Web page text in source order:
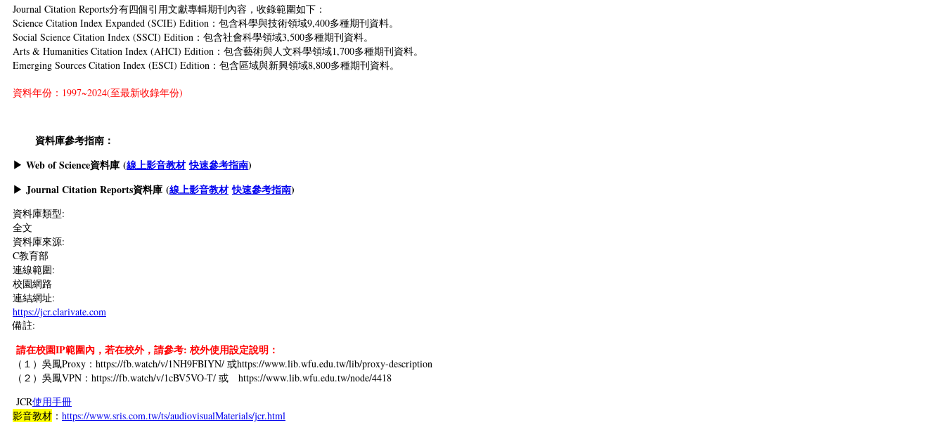
Journal Citation Reports分有四個引用文獻專輯期刊內容，收錄範圍如下：
Science Citation Index Expanded (SCIE) Edition：包含科學與技術領域9,400多種期刊資料。
Social Science Citation Index (SSCI) Edition：包含社會科學領域3,500多種期刊資料。
Arts & Humanities Citation Index (AHCI) Edition：包含藝術與人文科學領域1,700多種期刊資料。
Emerging Sources Citation Index (ESCI) Edition：包含區域與新興領域8,800多種期刊資料。
資料年份：1997~2024(至最新收錄年份)
資料庫參考指南：
▶ Web of Science資料庫 (線上影音教材 快速參考指南)
▶ Journal Citation Reports資料庫 (線上影音教材 快速參考指南)
資料庫類型:
全文
資料庫來源:
C教育部
連線範圍:
校園網路
連結網址:
https://jcr.clarivate.com
備註:
請在校園IP範圍內，若在校外，請參考: 校外使用設定說明：
（１）吳鳳Proxy：https://fb.watch/v/1NH9FBIYN/ 或https://www.lib.wfu.edu.tw/lib/proxy-description
（２）吳鳳VPN：https://fb.watch/v/1cBV5VO-T/ 或 https://www.lib.wfu.edu.tw/node/4418
JCR使用手冊
影音教材 ： https://www.sris.com.tw/ts/audiovisualMaterials/jcr.html